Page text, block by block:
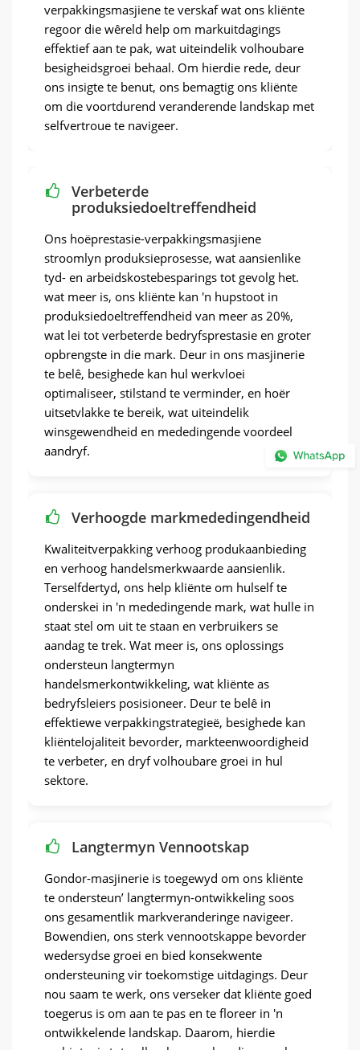
verpakkingsmasjiene te verskaf wat ons kliënte
regoor die wêreld help om markuitdagings
effektief aan te pak, wat uiteindelik volhoubare
besigheidsgroei behaal. Om hierdie rede, deur
ons insigte te benut, ons bemagtig ons kliënte
om die voortdurend veranderende landskap met
selfvertroue te navigeer.
Verbeterde
produksiedoeltreffendheid
Ons hoëprestasie-verpakkingsmasjiene
stroomlyn produksieprosesse, wat aansienlike
tyd- en arbeidskostebesparings tot gevolg het.
wat meer is, ons kliënte kan 'n hupstoot in
produksiedoeltreffendheid van meer as 20%,
wat lei tot verbeterde bedryfsprestasie en groter
opbrengste in die mark. Deur in ons masjinerie
te belê, besighede kan hul werkvloei
optimaliseer, stilstand te verminder, en hoër
uitsetvlakke te bereik, wat uiteindelik
winsgewendheid en mededingende voordeel
aandryf.
Verhoogde markmededingendheid
Kwaliteitverpakking verhoog produkaanbieding
en verhoog handelsmerkwaarde aansienlik.
Terselfdertyd, ons help kliënte om hulself te
onderskei in 'n mededingende mark, wat hulle in
staat stel om uit te staan ​​en verbruikers se
aandag te trek. Wat meer is, ons oplossings
ondersteun langtermyn
handelsmerkontwikkeling, wat kliënte as
bedryfsleiers posisioneer. Deur te belê in
effektiewe verpakkingstrategieë, besighede kan
kliëntelojaliteit bevorder, markteenwoordigheid
te verbeter, en dryf volhoubare groei in hul
sektore.
Langtermyn Vennootskap
Gondor-masjinerie is toegewyd om ons kliënte
te ondersteun’ langtermyn-ontwikkeling soos
ons gesamentlik markveranderinge navigeer.
Bowendien, ons sterk vennootskappe bevorder
wedersydse groei en bied konsekwente
ondersteuning vir toekomstige uitdagings. Deur
nou saam te werk, ons verseker dat kliënte goed
toegerus is om aan te pas en te floreer in 'n
ontwikkelende landskap. Daarom, hierdie